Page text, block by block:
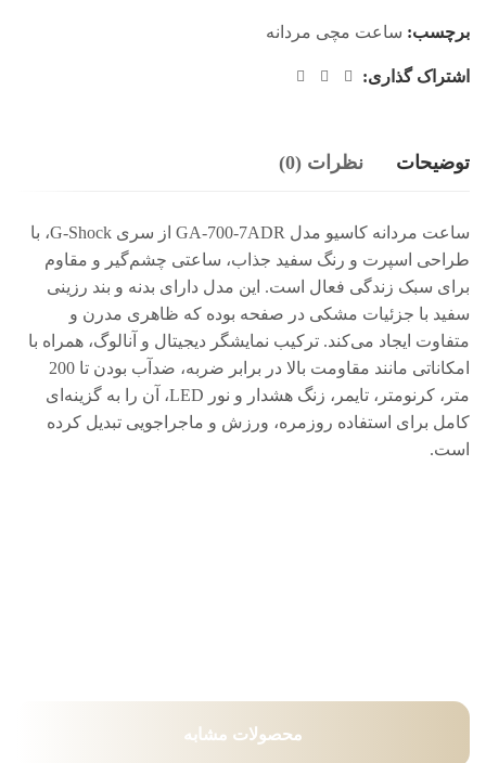
برچسب: ساعت مچی مردانه
اشتراک گذاری:
توضیحات نظرات (0)
ساعت مردانه کاسیو مدل GA-700-7ADR از سری G-Shock، با
طراحی اسپرت و رنگ سفید جذاب، ساعتی چشم‌گیر و مقاوم
برای سبک زندگی فعال است. این مدل دارای بدنه و بند رزینی
سفید با جزئیات مشکی در صفحه بوده که ظاهری مدرن و
متفاوت ایجاد می‌کند. ترکیب نمایشگر دیجیتال و آنالوگ، همراه با
امکاناتی مانند مقاومت بالا در برابر ضربه، ضدآب بودن تا 200
متر، کرنومتر، تایمر، زنگ هشدار و نور LED، آن را به گزینه‌ای
کامل برای استفاده روزمره، ورزش و ماجراجویی تبدیل کرده
است.
محصولات مشابه